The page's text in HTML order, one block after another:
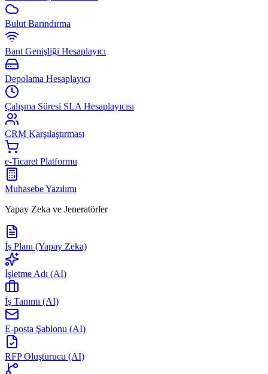
Bulut Barındırma
Bant Genişliği Hesaplayıcı
Depolama Hesaplayıcı
Çalışma Süresi SLA Hesaplayıcısı
CRM Karşılaştırması
e-Ticaret Platformu
Muhasebe Yazılımı
Yapay Zeka ve Jeneratörler
İş Planı (Yapay Zeka)
İşletme Adı (AI)
İş Tanımı (AI)
E-posta Şablonu (AI)
RFP Oluşturucu (AI)